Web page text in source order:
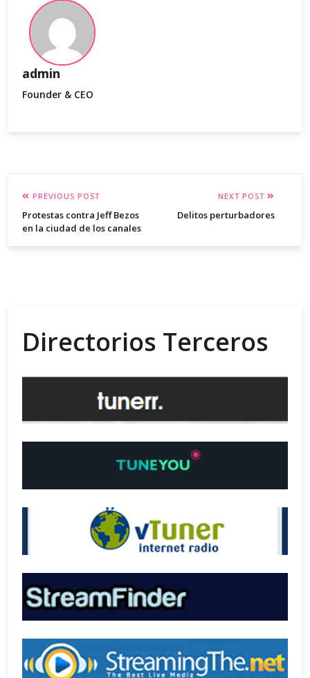
admin
Founder & CEO
PREVIOUS POST
Protestas contra Jeff Bezos
en la ciudad de los canales
NEXT POST
Delitos perturbadores
Directorios Terceros